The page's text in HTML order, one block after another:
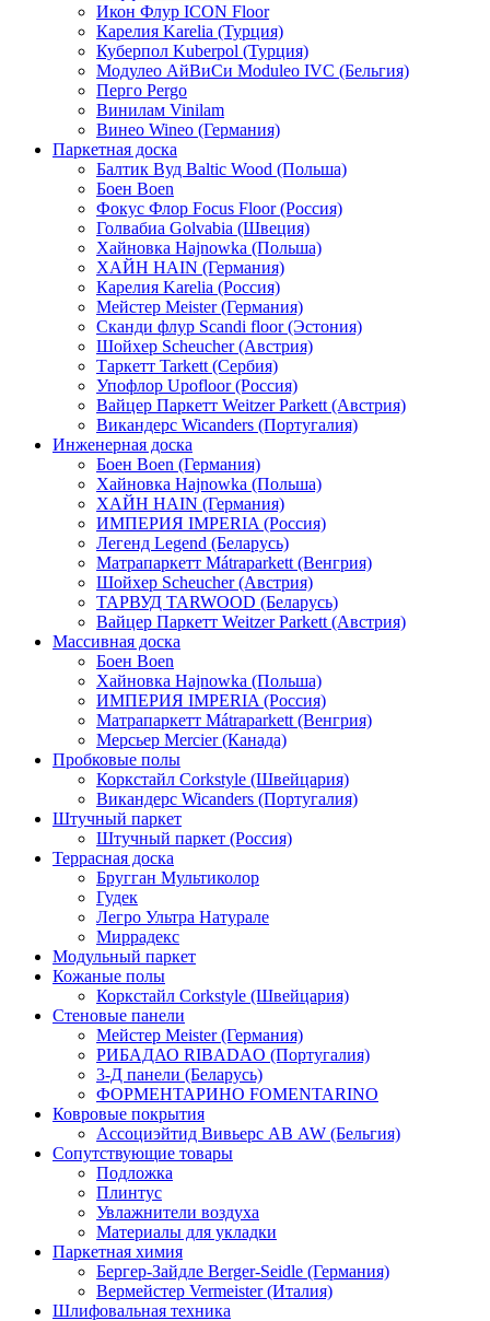
Икон Флур ICON Floor
Карелия Karelia (Турция)
Куберпол Kuberpol (Турция)
Модулео АйВиСи Moduleo IVC (Бельгия)
Перго Pergo
Винилам Vinilam
Винео Wineo (Германия)
Паркетная доска
Балтик Вуд Baltic Wood (Польша)
Боен Boen
Фокус Флор Focus Floor (Россия)
Голвабиа Golvabia (Швеция)
Хайновка Hajnowka (Польша)
ХАЙН HAIN (Германия)
Карелия Karelia (Россия)
Мейстер Meister (Германия)
Сканди флур Scandi floor (Эстония)
Шойхер Scheucher (Австрия)
Таркетт Tarkett (Сербия)
Упофлор Upofloor (Россия)
Вайцер Паркетт Weitzer Parkett (Австрия)
Викандерс Wicanders (Португалия)
Инженерная доска
Боен Boen (Германия)
Хайновка Hajnowka (Польша)
ХАЙН HAIN (Германия)
ИМПЕРИЯ IMPERIA (Россия)
Легенд Legend (Беларусь)
Матрапаркетт Mátraparkett (Венгрия)
Шойхер Scheucher (Австрия)
ТАРВУД TARWOOD (Беларусь)
Вайцер Паркетт Weitzer Parkett (Австрия)
Массивная доска
Боен Boen
Хайновка Hajnowka (Польша)
ИМПЕРИЯ IMPERIA (Россия)
Матрапаркетт Mátraparkett (Венгрия)
Мерсьер Mercier (Канада)
Пробковые полы
Коркстайл Corkstyle (Швейцария)
Викандерс Wicanders (Португалия)
Штучный паркет
Штучный паркет (Россия)
Террасная доска
Бругган Мультиколор
Гудек
Легро Ультра Натурале
Миррадекс
Модульный паркет
Кожаные полы
Коркстайл Corkstyle (Швейцария)
Стеновые панели
Мейстер Meister (Германия)
РИБАДАО RIBADAO (Португалия)
3-Д панели (Беларусь)
ФОРМЕНТАРИНО FOMENTARINO
Ковровые покрытия
Ассоциэйтид Вивьерс АВ AW (Бельгия)
Сопутствующие товары
Подложка
Плинтус
Увлажнители воздуха
Материалы для укладки
Паркетная химия
Бергер-Зайдле Berger-Seidle (Германия)
Вермейстер Vermeister (Италия)
Шлифовальная техника